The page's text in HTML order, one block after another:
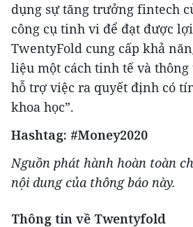
dụng sự tăng trưởng fintech
công cụ tinh vi để đạt được
TwentyFold cung cấp khả
liệu một cách tinh tế và
hỗ trợ việc ra quyết định có
khoa học”.
Hashtag: #Money2020
Nguồn phát hành hoàn toàn
nội dung của thông báo này.
Thông tin về Twentyfold